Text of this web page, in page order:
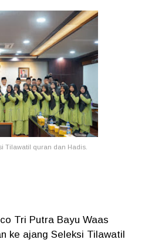
Tilawatil quran dan Hadis.
Tri Putra Bayu Waas
ke ajang Seleksi Tilawatil